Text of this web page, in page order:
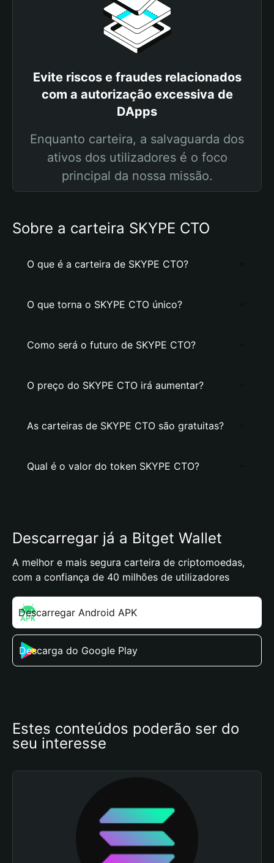
Evite riscos e fraudes relacionados
com a autorização excessiva de
DApps
Enquanto carteira, a salvaguarda dos
ativos dos utilizadores é o foco
principal da nossa missão.
Sobre a carteira SKYPE CTO
O que é a carteira de SKYPE CTO?
O que torna o SKYPE CTO único?
Como será o futuro de SKYPE CTO?
O preço do SKYPE CTO irá aumentar?
As carteiras de SKYPE CTO são gratuitas?
Qual é o valor do token SKYPE CTO?
Descarregar já a Bitget Wallet
A melhor e mais segura carteira de criptomoedas,
com a confiança de 40 milhões de utilizadores
Descarregar Android APK
Descarga do Google Play
Estes conteúdos poderão ser do
seu interesse